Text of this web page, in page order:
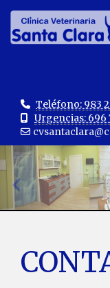
Teléfono: 983
Urgencias: 696
cvsantaclara
prev